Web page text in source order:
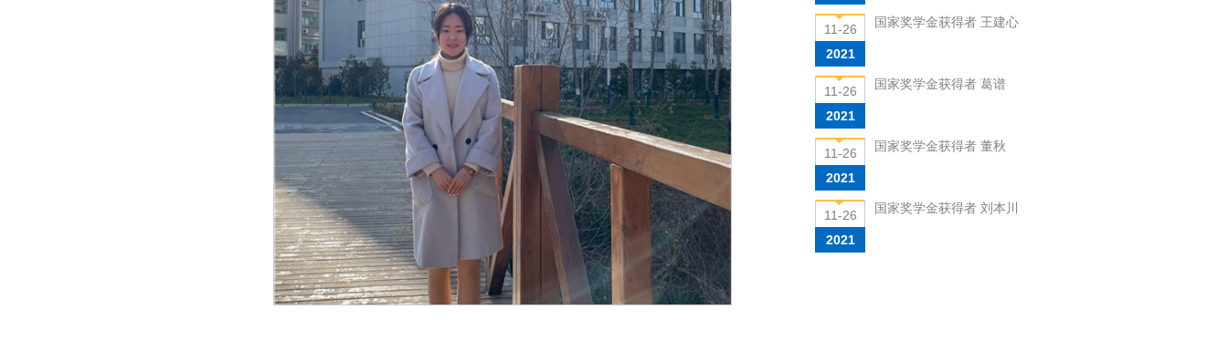
11-26
2021
国家奖学金获得者 王建心
11-26
2021
国家奖学金获得者 葛谱
11-26
2021
国家奖学金获得者 董秋
11-26
2021
国家奖学金获得者 刘本川